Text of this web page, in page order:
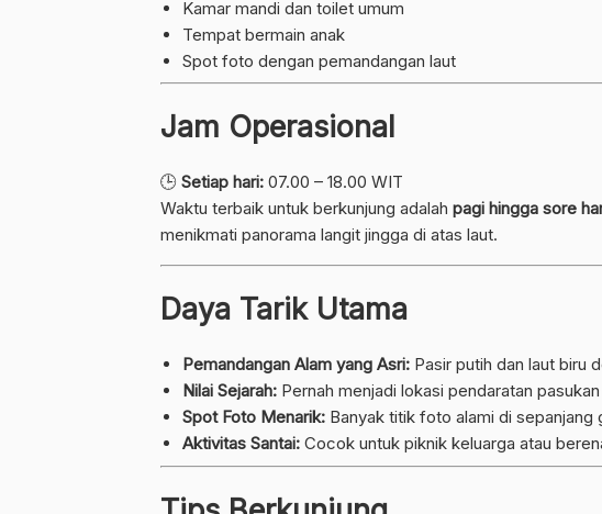
Kamar mandi dan toilet umum
Tempat bermain anak
Spot foto dengan pemandangan laut
Jam Operasional
🕒 Setiap hari: 07.00 – 18.00 WIT
Waktu terbaik untuk berkunjung adalah pagi hingga sore
menikmati panorama langit jingga di atas laut.
Daya Tarik Utama
Pemandangan Alam yang Asri: Pasir putih dan laut biru
Nilai Sejarah: Pernah menjadi lokasi pendaratan
Spot Foto Menarik: Banyak titik foto alami di sepanjang
Aktivitas Santai: Cocok untuk piknik keluarga atau